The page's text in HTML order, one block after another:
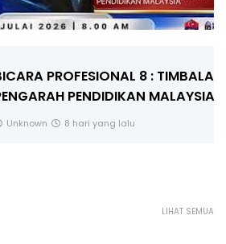
8 : TIMBALAN KETUA
MALAYSIA
lalu
LIHAT SEMUA